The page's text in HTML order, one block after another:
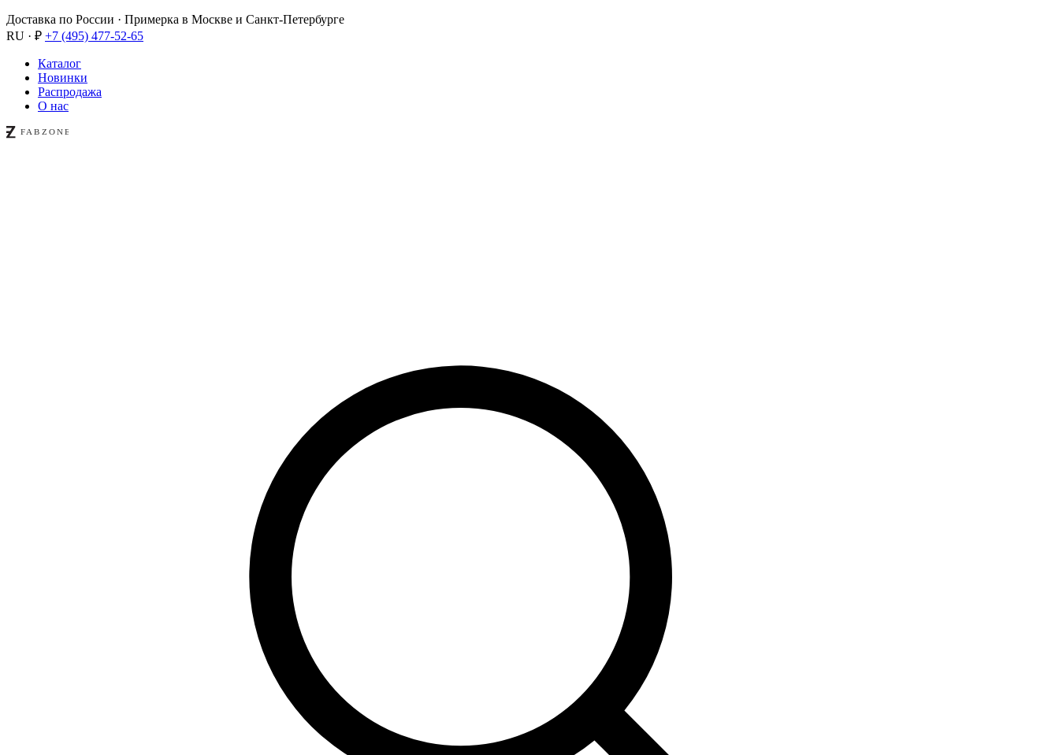
Доставка по России · Примерка в Москве и Санкт-Петербурге
RU · ₽ +7 (495) 477-52-65
Каталог
Новинки
Распродажа
О нас